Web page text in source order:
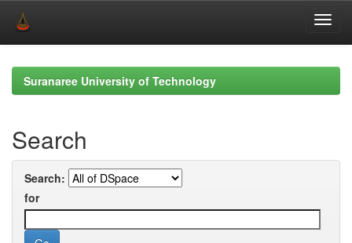
navigationSuranaree University of Technology
Search
Search:
for